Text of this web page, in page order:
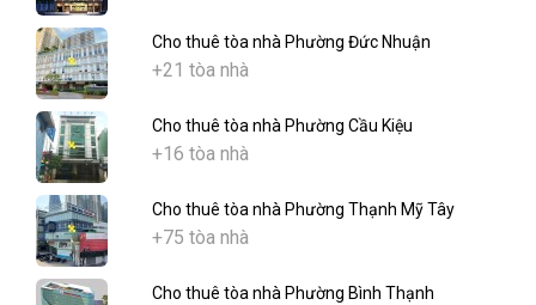
Cho thuê tòa nhà Phường Đức Nhuận
+21 tòa nhà
Cho thuê tòa nhà Phường Cầu Kiệu
+16 tòa nhà
Cho thuê tòa nhà Phường Thạnh Mỹ Tây
+75 tòa nhà
Cho thuê tòa nhà Phường Bình Thạnh